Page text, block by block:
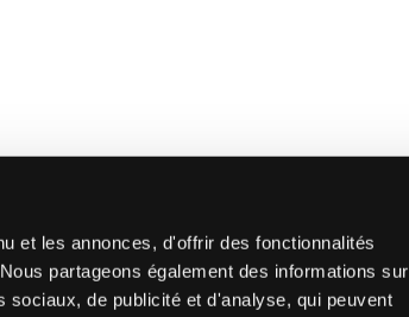
et les annonces, d'offrir des fonctionnalités
partageons également des informations sur
de publicité et d'analyse, qui peuvent